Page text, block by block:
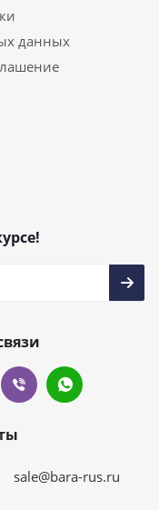
данных
sale@bara-rus.ru